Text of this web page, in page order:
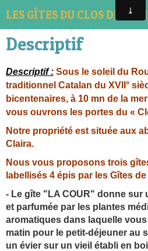
LES GÎTES DU CLOS DES
Descriptif
Descriptif : Sous le soleil du
traditionnel Catalan du XVII°
bicentenaires, à 10 mn de la
vous ouvrons les portes du «
Notre propriété est située aux
Claira.
Nous vous proposons trois
labellisés 4 épis par les Gîtes
- Le gîte "LA COUR" donne sur
et parfumée par les plantes
aromatiques dans laquelle
matin pour le petit-déjeuner au
un évier sur un vieil établi en